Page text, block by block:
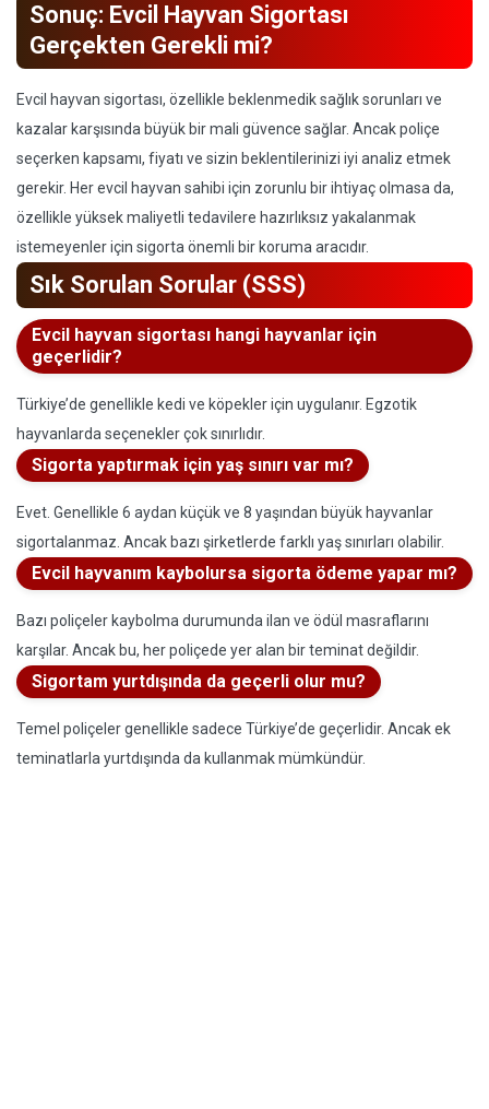
Sonuç: Evcil Hayvan Sigortası
Gerçekten Gerekli mi?
Evcil hayvan sigortası, özellikle beklenmedik sağlık sorunları ve
kazalar karşısında büyük bir mali güvence sağlar. Ancak poliçe
seçerken kapsamı, fiyatı ve sizin beklentilerinizi iyi analiz etmek
gerekir. Her evcil hayvan sahibi için zorunlu bir ihtiyaç olmasa da,
özellikle yüksek maliyetli tedavilere hazırlıksız yakalanmak
istemeyenler için sigorta önemli bir koruma aracıdır.
Sık Sorulan Sorular (SSS)
Evcil hayvan sigortası hangi hayvanlar için
geçerlidir?
Türkiye’de genellikle kedi ve köpekler için uygulanır. Egzotik
hayvanlarda seçenekler çok sınırlıdır.
Sigorta yaptırmak için yaş sınırı var mı?
Evet. Genellikle 6 aydan küçük ve 8 yaşından büyük hayvanlar
sigortalanmaz. Ancak bazı şirketlerde farklı yaş sınırları olabilir.
Evcil hayvanım kaybolursa sigorta ödeme yapar mı?
Bazı poliçeler kaybolma durumunda ilan ve ödül masraflarını
karşılar. Ancak bu, her poliçede yer alan bir teminat değildir.
Sigortam yurtdışında da geçerli olur mu?
Temel poliçeler genellikle sadece Türkiye’de geçerlidir. Ancak ek
teminatlarla yurtdışında da kullanmak mümkündür.